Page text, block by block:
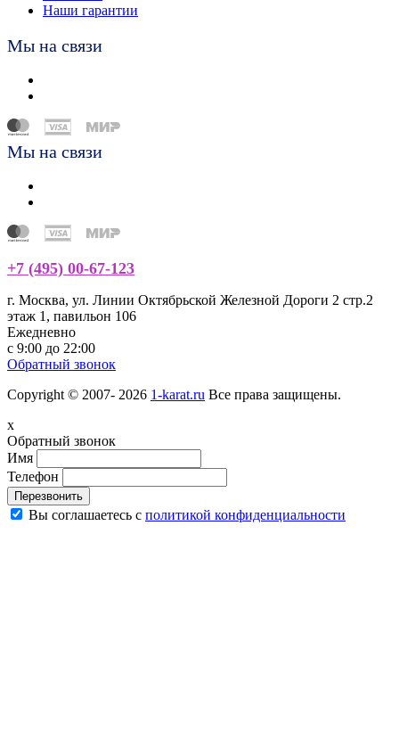
Наши гарантии
Мы на связи
Мы на связи
+7 (495) 00-67-123
г. Москва, ул. Линии Октябрьской Железной Дороги 2 стр.2
этаж 1, павильон 106
Ежедневно
с 9:00 до 22:00
Обратный звонок
Copyright © 2007- 2026 1-karat.ru Все права защищены.
x
Обратный звонок
Имя
Телефон
Перезвонить
Вы соглашаетесь с политикой конфиденциальности